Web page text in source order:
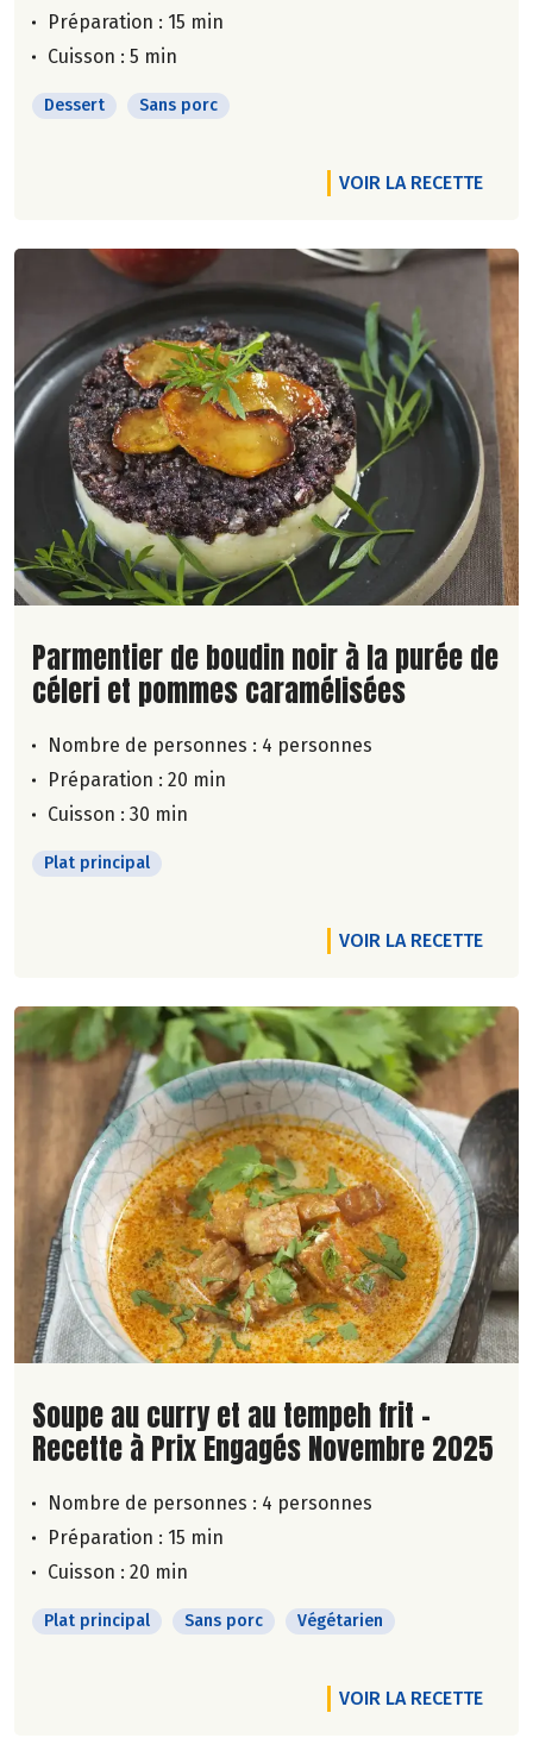
Préparation : 15 min
Cuisson : 5 min
Dessert Sans porc
VOIR LA RECETTE
Lire la suite de la recette
Parmentier de boudin noir à la purée de
céleri et pommes caramélisées
Nombre de personnes : 4 personnes
Préparation : 20 min
Cuisson : 30 min
Plat principal
VOIR LA RECETTE
Lire la suite de la recette
Soupe au curry et au tempeh frit -
Recette à Prix Engagés Novembre 2025
Nombre de personnes : 4 personnes
Préparation : 15 min
Cuisson : 20 min
Plat principal Sans porc Végétarien
VOIR LA RECETTE